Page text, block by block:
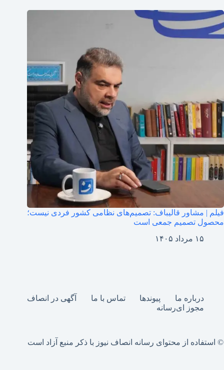
فیلم | مشاور قالیباف: تصمیم‌های نظامی کشور فردی نیست؛
محصول تصمیم جمعی است
۱۵ مرداد ۱۴۰۵
درباره ما پیوندها تماس با ما
آگهی در انصاف
مجوز ای‌رسانه
© استفاده از محتوای رسانه انصاف نیوز با ذکر منبع آزاد است